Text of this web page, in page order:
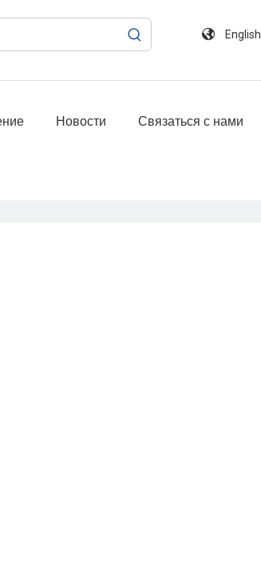
English
Новости Связаться с нами